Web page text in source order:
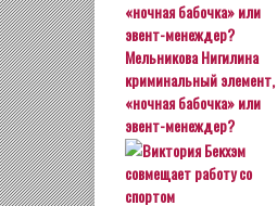
Мельникова Нигилина
криминальный элемент,
«ночная бабочка» или
эвент-менеждер?